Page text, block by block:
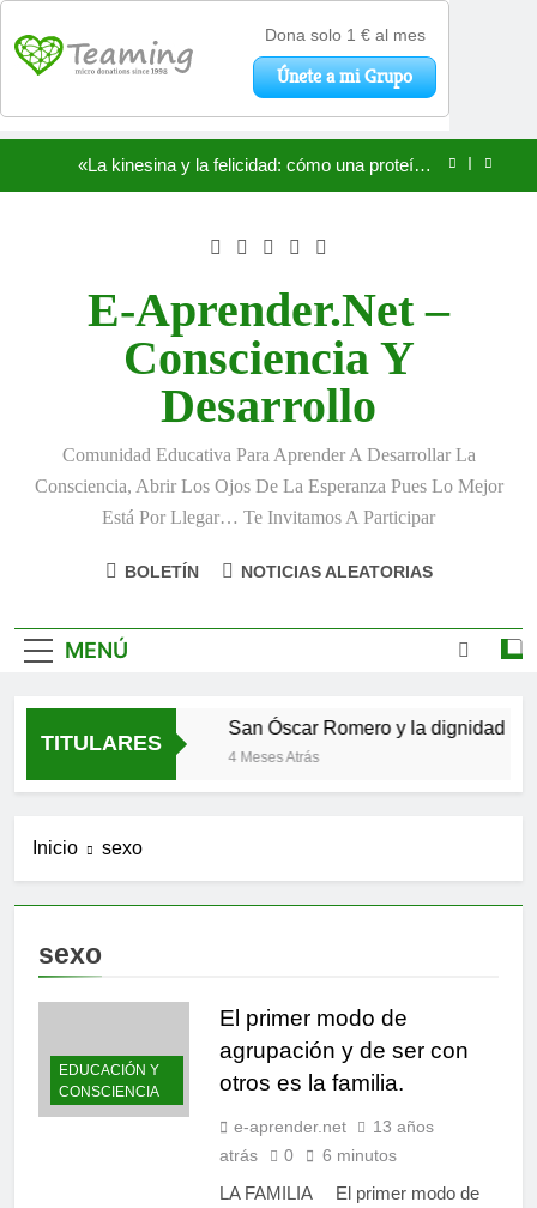
Antonio Machado: el duelo que se hizo verso
San Óscar Romero y la dignidad humana
🌸 La fuerza olvidada de la ternura
«La kinesina y la felicidad: cómo una proteína
🌸 La fuerza olvidada de la ternura
«La kinesina y la felicidad: cómo una proteína
impulsa tu bienestar»
E-Aprender.net –
Consciencia Y
Desarrollo
Comunidad Educativa Para Aprender A Desarrollar La
Consciencia, Abrir Los Ojos De La Esperanza Pues Lo Mejor
Está Por Llegar… Te Invitamos A Participar
BOLETÍN NOTICIAS ALEATORIAS
MENÚ
TITULARES
San Óscar Romero y la dignidad
4 Meses Atrás
Inicio sexo
sexo
EDUCACIÓN Y
CONSCIENCIA
El primer modo de
agrupación y de ser con
otros es la familia.
e-aprender.net
13 años
atrás
0 6 minutos
LA FAMILIA El primer modo de